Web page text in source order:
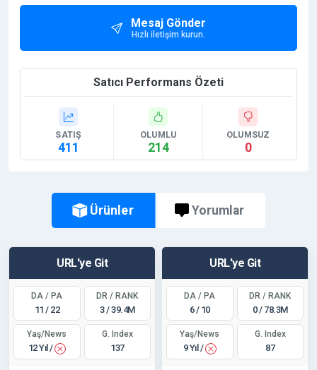
Mesaj Gönder
Hızlı iletişim kurun.
Satıcı Performans Özeti
SATIŞ
411
OLUMLU
214
OLUMSUZ
0
Ürünler Yorumlar
URL'ye Git
DA / PA
11 / 22
DR / RANK
3 / 39.4M
Yaş/News
12 Yıl /
G. Index
137
URL'ye Git
DA / PA
6 / 10
DR / RANK
0 / 78.3M
Yaş/News
9 Yıl /
G. Index
87